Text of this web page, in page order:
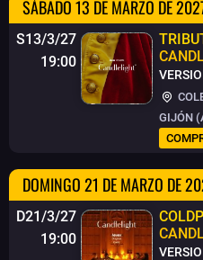
SÁBADO 13 DE MARZO DE
S13/3/27
19:00
GIJÓN
DOMINGO 21 DE MARZO DE
D21/3/27
19:00